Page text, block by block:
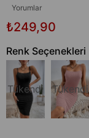
Yorumlar
₺249,90
Renk Seçenekleri
Tükendi Tükendi